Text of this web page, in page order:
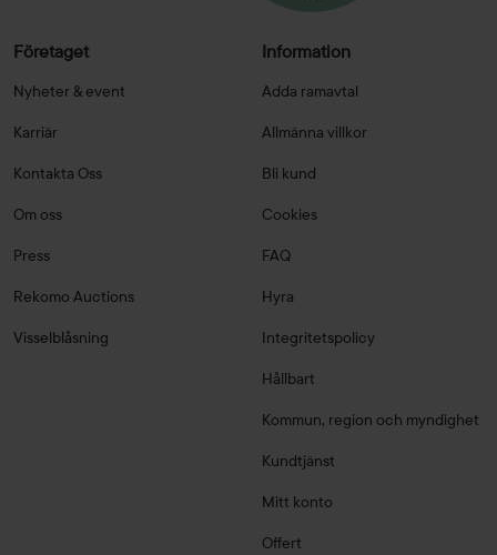
Företaget
Nyheter & event
Karriär
Kontakta Oss
Om oss
Press
Rekomo Auctions
Visselblåsning
Information
Adda ramavtal
Allmänna villkor
Bli kund
Cookies
FAQ
Hyra
Integritetspolicy
Hållbart
Kommun, region och myndighet
Kundtjänst
Mitt konto
Offert